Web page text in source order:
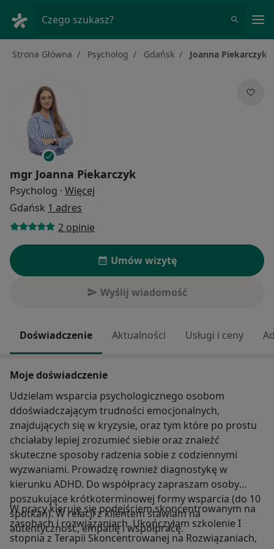
Czego szukasz?
Strona Główna Psycholog Gdańsk Joanna Piekarczyk
mgr Joanna Piekarczyk
Psycholog · Więcej
Gdańsk 1 adres
2 opinie
Umów wizytę
Wyślij wiadomość
Doświadczenie Aktualności Usługi i ceny
Moje doświadczenie
Udzielam wsparcia psychologicznego osobom
ddoświadczającym trudności emocjonalnych,
znajdujących się w kryzysie, oraz tym które po prostu
chciałaby lepiej zrozumieć siebie oraz znaleźć
skuteczne sposoby radzenia sobie z codziennymi
wyzwaniami. Prowadzę rownież diagnostykę w
kierunku ADHD. Do współpracy zapraszam osoby
poszukujące krótkoterminowej formy wsparcia (do 10
spotkań). W relacji z klientem stawiam na
autentyczność, empatię i współpracę.
W pracy kieruję się podejściem skoncentrowanym na
zasobach i rozwiązaniach. Ukończyłam szkolenie I
stopnia z Terapii Skoncentrowanej na Rozwiązaniach,